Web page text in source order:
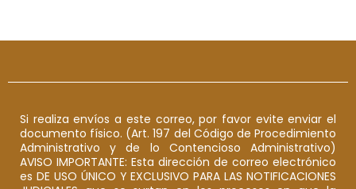
Si realiza envíos a este correo, por favor evite enviar el
documento físico. (Art. 197 del Código de Procedimiento
Administrativo y de lo Contencioso Administrativo)
AVISO IMPORTANTE: Esta dirección de correo electrónico
es DE USO ÚNICO Y EXCLUSIVO PARA LAS NOTIFICACIONES